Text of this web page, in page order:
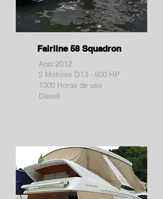
Fairline 58 Squadron
Ano: 2012
2 Motores D13 - 900 HP
1300 Horas de uso
Diesel